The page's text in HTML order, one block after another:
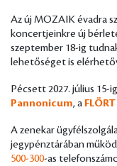
Az új MOZAIK évadra
koncertjeinkre új
szeptember 18-ig
lehetőséget is
Pécsett 2027. július
Pannonicum, a FLÖRT
A zenekar
jegypénztárában
500-300-as